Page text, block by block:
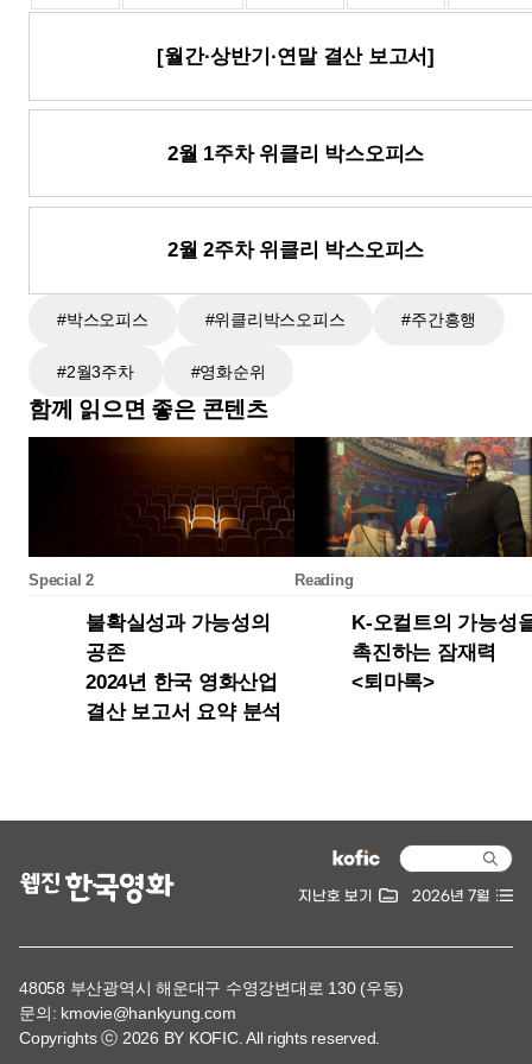
지난호 보기 2026년 7월
48058 부산광역시 해운대구 수영강변대로 130 (우동)
문의: kmovie@hankyung.com
Copyrights ⓒ 2026 BY KOFIC. All rights reserved.